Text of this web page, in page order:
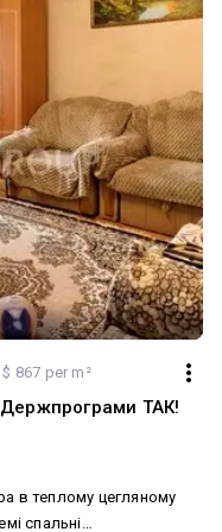
$ 867 per m²
Держпрограми ТАК!
в теплому цегляному